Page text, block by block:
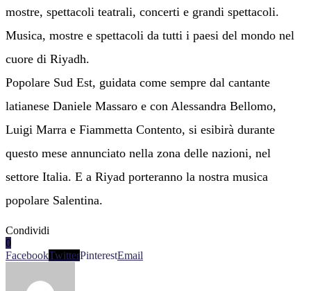
mostre, spettacoli teatrali, concerti e grandi spettacoli.
Musica, mostre e spettacoli da tutti i paesi del mondo nel
cuore di Riyadh.
Popolare Sud Est, guidata come sempre dal cantante
latianese Daniele Massaro e con Alessandra Bellomo,
Luigi Marra e Fiammetta Contento, si esibirà durante
questo mese annunciato nella zona delle nazioni, nel
settore Italia. E a Riyad porteranno la nostra musica
popolare Salentina.
Condividi
0
FacebookTwitterPinterestEmail